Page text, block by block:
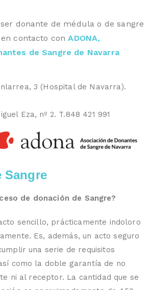
donante de médula o de sangre
contacto conADONA,
de Sangre de Navarra
3 (Hospital de Navarra).
Eza, nº 2. T.848 421 991
Sangre
de donación de Sangre?
sencillo, prácticamente indoloro
Es, además, un acto seguro
una serie de requisitos
como la doble garantía de no
ni al receptor. La cantidad que se